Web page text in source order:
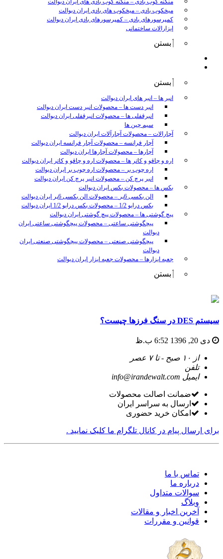
منگنه کوب بادی – منگنه کوب بادی های ایران دیوالت
میخکوب بادی – میخکوب های بادی ایران دیوالت
کمپرسورهای بادی – کمپرسورهای بادی ایران دیوالت
ابزارالات ساختمانی
بستن
بستن
انبر ها – انبر های ایران دیوالت
انبر دست ها – محصولات انبر دست ایران دیوالت
انبرقفلی ها – محصولات انبرقفلی ایران دیوالت
سیم چین ها
آچارالات – محصولات آچارآلات ایران دیوالت
آچار فرانسه – محصولات آچار فرانسه ایران دیوالت
آچارها – محصولات آچارها ایران دیوالت
اره و چاقو و کاتر ها – محصولات اره و چاقو و کاتر ایران دیوالت
اره چوب بر – محصولات اره چوب بر ایران دیوالت
انبر پرچ کن – محصولات انبر پرچ کن ایران دیوالت
بکس ها – محصولات بکس ایران دیوالت
الن بکسی 6پر
– محصولات الن بکسی 6پر ایران دیوالت
بکس درایو 1/2
– محصولات بکس درایو 1/2 ایران دیوالت
پیچ گوشتی ها – محصولات پیچ گوشتی ایران دیوالت
پیچگوشتی ساعتی – محصولات پیچگوشتی ساعتی ایران
دیوالت
پیچگوشتی صنعتی – محصولات پیچگوشتی صنعتی ایران
دیوالت
جعبه ابزارها – محصولات جعبه ابزار ایران دیوالت
بستن
sunny
leon
xxx
video
com
black
glasses
chinese
raped
sunny
leone
kolkata
سیستم DES در سنگ فرزها چیست؟
دی 20, 1396 6:52 ب.ظ
از ۱۰ صبح - تا ۷ عصر
تلفن
ایمیل info@irandewalt.com
ضمانت اصالت محصولات
ارسال به سراسر ایران
امکان خرید حضوری
برای ارسال پیام در کانال تلگرام ما کلیک نمایید .
تماس با ما
درباره ما
سوالات متداول
وبلاگ
آخرین اخبار و مقالات
قوانین و مقررات